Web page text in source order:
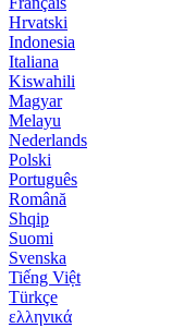
Hrvatski
Indonesia
Italiana
Kiswahili
Magyar
Melayu
Nederlands
Polski
Português
Română
Shqip
Suomi
Svenska
Tiếng Việt
Türkçe
ελληνικά